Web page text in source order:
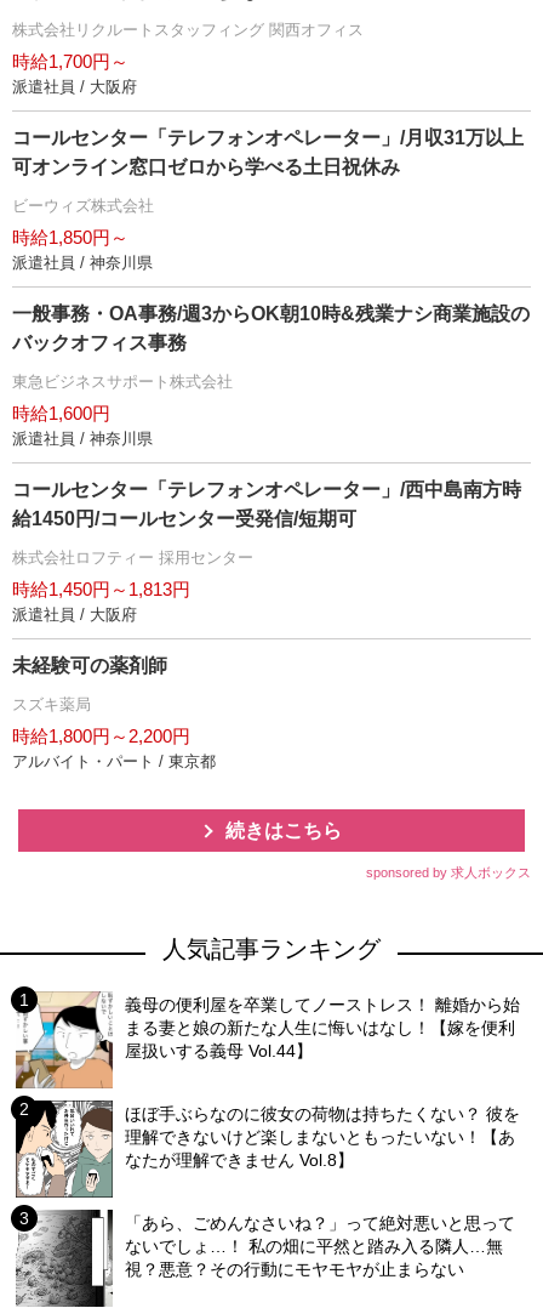
株式会社リクルートスタッフィング 関西オフィス
時給1,700円～
派遣社員 / 大阪府
コールセンター「テレフォンオペレーター」/月収31万以上
可オンライン窓口ゼロから学べる土日祝休み
ビーウィズ株式会社
時給1,850円～
派遣社員 / 神奈川県
一般事務・OA事務/週3からOK朝10時&残業ナシ商業施設の
バックオフィス事務
東急ビジネスサポート株式会社
時給1,600円
派遣社員 / 神奈川県
コールセンター「テレフォンオペレーター」/西中島南方時
給1450円/コールセンター受発信/短期可
株式会社ロフティー 採用センター
時給1,450円～1,813円
派遣社員 / 大阪府
未経験可の薬剤師
スズキ薬局
時給1,800円～2,200円
アルバイト・パート / 東京都
続きはこちら
sponsored by 求人ボックス
人気記事ランキング
義母の便利屋を卒業してノーストレス！ 離婚から始
まる妻と娘の新たな人生に悔いはなし！【嫁を便利
屋扱いする義母 Vol.44】
ほぼ手ぶらなのに彼女の荷物は持ちたくない？ 彼を
理解できないけど楽しまないともったいない！【あ
なたが理解できません Vol.8】
「あら、ごめんなさいね？」って絶対悪いと思って
ないでしょ…！ 私の畑に平然と踏み入る隣人…無
視？悪意？その行動にモヤモヤが止まらない